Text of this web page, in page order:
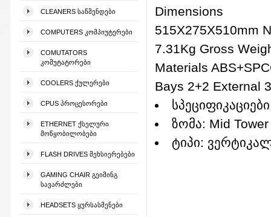
CLEANERS ᲡᲐᲬᲛᲔᲜᲓᲔᲑᲘ
COMPUTERS ᲙᲝᲛᲞᲘᲣᲢᲔᲠᲔᲑᲘ
COMUTATORS
ᲙᲝᲛᲣᲢᲐᲢᲝᲠᲔᲑᲘ
COOLERS ᲥᲣᲚᲔᲠᲔᲑᲘ
CPUS ᲞᲠᲝᲪᲔᲡᲝᲠᲔᲑᲘ
ETHERNET ᲥᲡᲔᲚᲣᲠᲘ
ᲛᲝᲬᲧᲝᲑᲘᲚᲝᲑᲔᲑᲘ
FLASH DRIVES ᲛᲔᲮᲡᲘᲔᲠᲔᲑᲔᲑᲘ
GAMING CHAIR ᲒᲔᲘᲛᲘᲜᲒ
ᲡᲐᲕᲐᲠᲫᲚᲔᲑᲘ
HEADSETS ᲧᲣᲠᲡᲐᲡᲛᲔᲜᲔᲑᲘ
Dimensions
515X275X510mm
7.31Kg Gross
Materials
Bays 2+2 External
სპეციფიკაციები
ზომა: Mid Tower
ტიპი: